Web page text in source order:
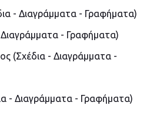
- Διαγράμματα - Γραφήματα)
Διαγράμματα - Γραφήματα)
(Σχέδια - Διαγράμματα -
- Διαγράμματα - Γραφήματα)
0
1
2
4